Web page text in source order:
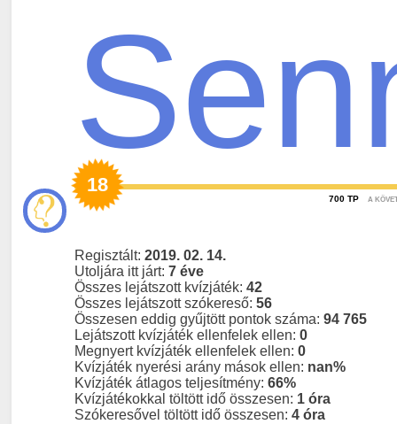
18
700TP A
Regisztált: 2019. 02. 14.
Utoljára itt járt: 7 éve
Összes lejátszott kvízjáték: 42
Összes lejátszott szókereső: 56
Összesen eddig gyűjtött pontok száma: 94 765
Lejátszott kvízjáték ellenfelek ellen: 0
Megnyert kvízjáték ellenfelek ellen: 0
Kvízjáték nyerési arány mások ellen: nan%
Kvízjáték átlagos teljesítmény: 66%
Kvízjátékokkal töltött idő összesen: 1 óra
Szókeresővel töltött idő összesen: 4 óra